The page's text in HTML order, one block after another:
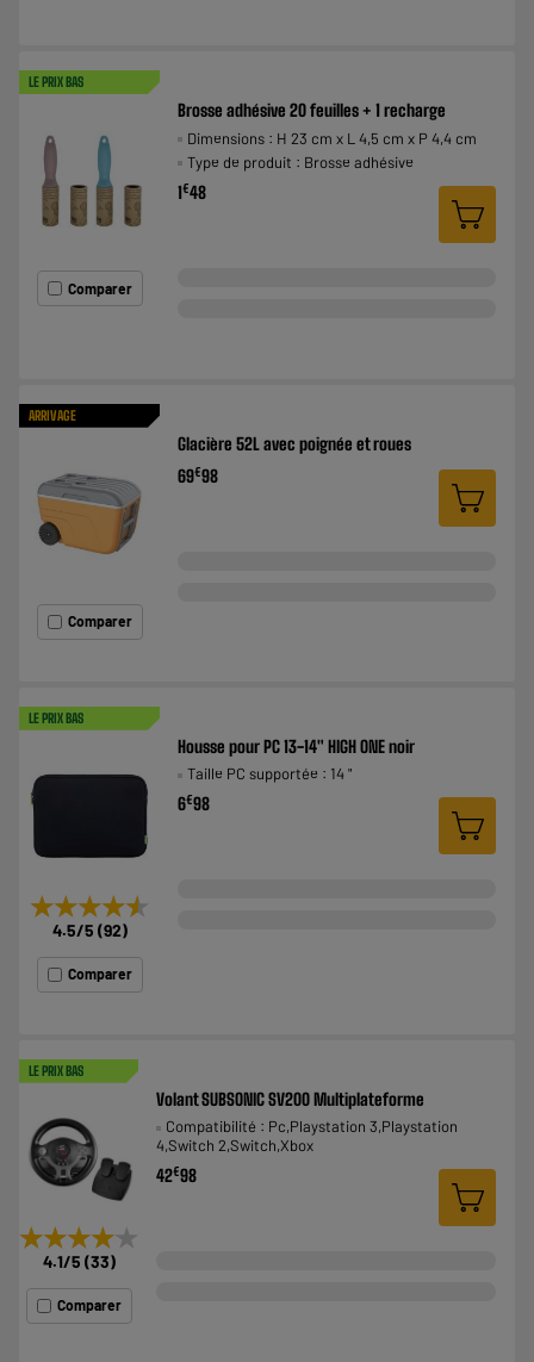
LE PRIX BAS
Comparer
Brosse adhésive 20 feuilles + 1 recharge
Dimensions : H 23 cm x L 4,5 cm x P 4,4 cm
Type de produit : Brosse adhésive
1€48
ARRIVAGE
Comparer
Glacière 52L avec poignée et roues
69€98
LE PRIX BAS
★★★★★
★★★★★
4.5/5 (92)
Comparer
Housse pour PC 13-14" HIGH ONE noir
Taille PC supportée : 14 "
6€98
LE PRIX BAS
★★★★★
★★★★★
4.1/5 (33)
Comparer
Volant SUBSONIC SV200 Multiplateforme
Compatibilité : Pc,Playstation 3,Playstation
4,Switch 2,Switch,Xbox
42€98